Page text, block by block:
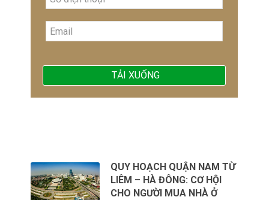
QUY HOẠCH QUẬN NAM TỪ
LIÊM – HÀ ĐÔNG: CƠ HỘI
CHO NGƯỜI MUA NHÀ Ở